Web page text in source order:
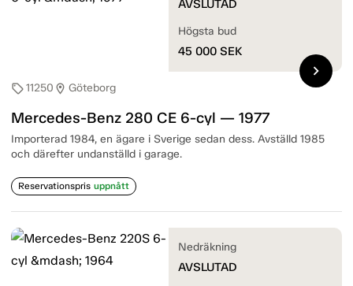
sell11250 location_on Göteborg
Mercedes-Benz 280 CE 6-cyl — 1977
Importerad 1984, en ägare i Sverige sedan dess. Avställd 1985
och därefter undanställd i garage.
Reservationspris uppnått
AVSLUTAD
Högsta bud
45 000 SEK
chevron_right
Nedräkning
AVSLUTAD